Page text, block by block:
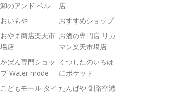
卸のアンド ベル
店
おいもや
おすすめショップ
おやま商店楽天市
場店
お酒の専門店 リカ
マン楽天市場店
かばん専門ショッ
プ Water mode
くつしたのいろは
にポケット
こどもモール タイ たんばや 釧路空港